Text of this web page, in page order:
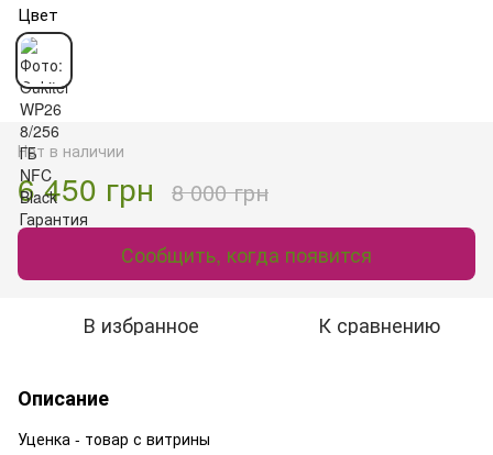
Цвет
Нет в наличии
6 450 грн 8 000 грн
Сообщить, когда появится
В избранное К сравнению
Описание
Уценка - товар с витрины